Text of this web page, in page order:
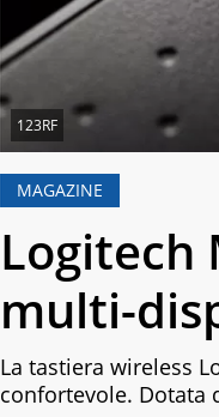
123RF
MAGAZINE
Logitech
multi-
La tastiera wireless
confortevole. Dotata